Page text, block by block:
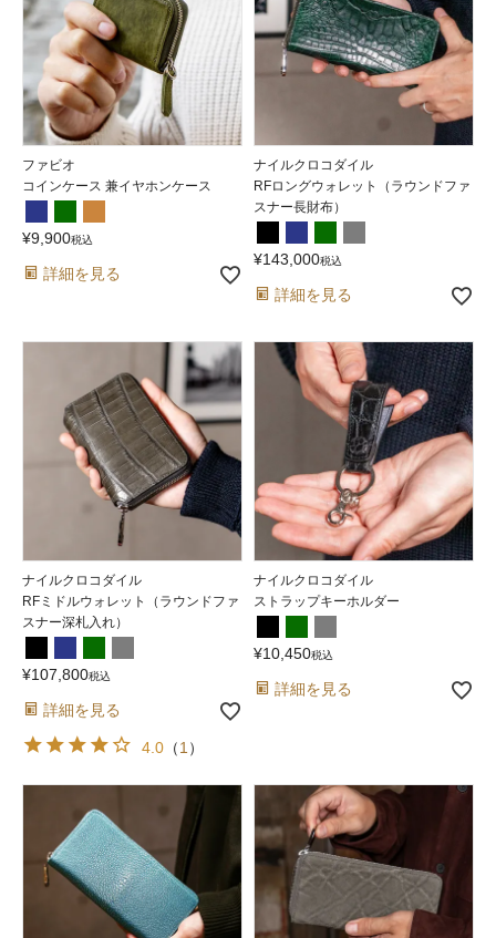
ファビオ
コインケース 兼イヤホンケース
¥9,900税込
詳細を見る
ナイルクロコダイル
RFロングウォレット（ラウンドファ
スナー長財布）
¥143,000税込
詳細を見る
ナイルクロコダイル
RFミドルウォレット（ラウンドファ
スナー深札入れ）
¥107,800税込
詳細を見る
4.0 （1 ）
ナイルクロコダイル
ストラップキーホルダー
¥10,450税込
詳細を見る